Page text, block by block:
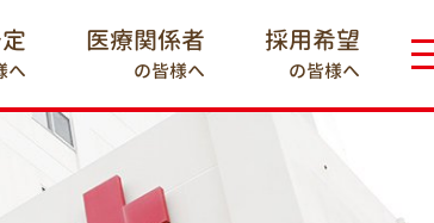
へ
医療関係者
の皆様へ
採用希望
の皆様へ